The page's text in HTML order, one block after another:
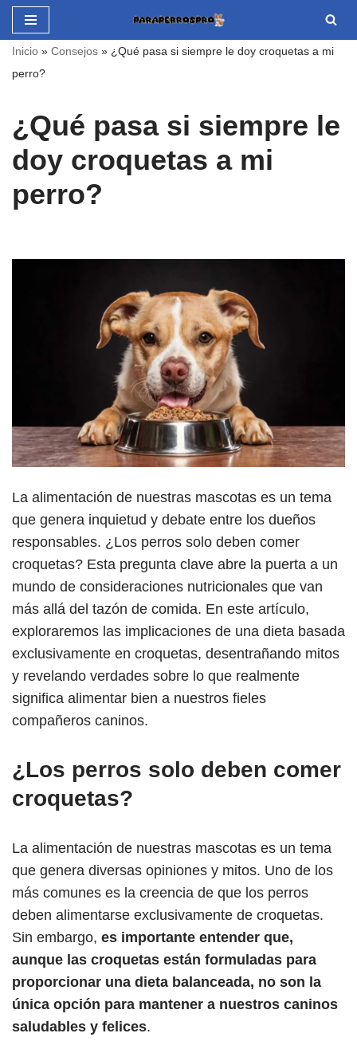
Saltar
Inicio » Consejos » ¿Qué pasa si siempre le doy croquetas a mi
perro?
¿Qué pasa si siempre le
doy croquetas a mi
perro?
La alimentación de nuestras mascotas es un tema
que genera inquietud y debate entre los dueños
responsables. ¿Los perros solo deben comer
croquetas? Esta pregunta clave abre la puerta a un
mundo de consideraciones nutricionales que van
más allá del tazón de comida. En este artículo,
exploraremos las implicaciones de una dieta basada
exclusivamente en croquetas, desentrañando mitos
y revelando verdades sobre lo que realmente
significa alimentar bien a nuestros fieles
compañeros caninos.
¿Los perros solo deben comer
croquetas?
La alimentación de nuestras mascotas es un tema
que genera diversas opiniones y mitos. Uno de los
más comunes es la creencia de que los perros
deben alimentarse exclusivamente de croquetas.
Sin embargo, es importante entender que,
aunque las croquetas están formuladas para
proporcionar una dieta balanceada, no son la
única opción para mantener a nuestros caninos
saludables y felices.